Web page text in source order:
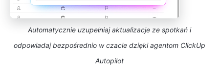
Automatycznie uzupełniaj aktualizacje ze spotkań i
odpowiadaj bezpośrednio w czacie dzięki agentom ClickUp
Autopilot